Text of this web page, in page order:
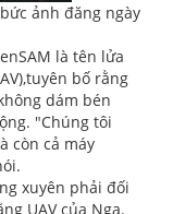
ảnh đăng ngày
là tên lửa
bố rằng
dám bén
"Chúng tôi
còn cả máy
xuyên phải đối
UAV của Nga.